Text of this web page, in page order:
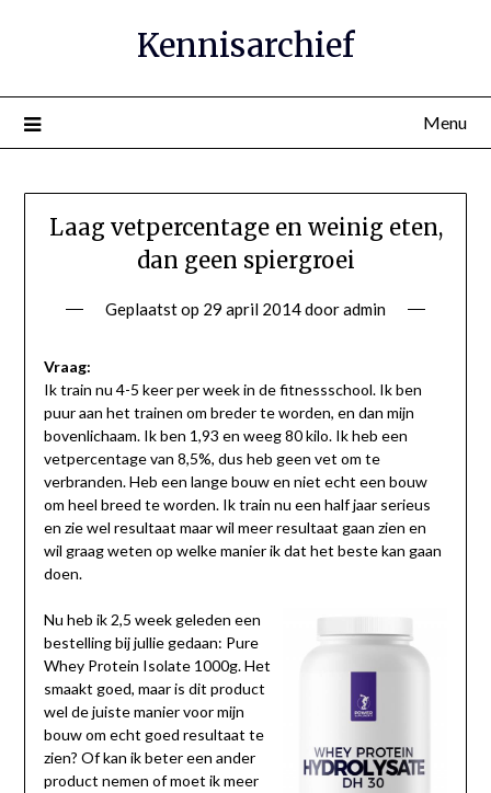
inhoud
Kennisarchief
Menu
Laag vetpercentage en weinig eten,
dan geen spiergroei
Geplaatst op 29 april 2014dooradmin
Vraag:
Ik train nu 4-5 keer per week in de fitnessschool. Ik ben
puur aan het trainen om breder te worden, en dan mijn
bovenlichaam. Ik ben 1,93 en weeg 80 kilo. Ik heb een
vetpercentage van 8,5%, dus heb geen vet om te
verbranden. Heb een lange bouw en niet echt een bouw
om heel breed te worden. Ik train nu een half jaar serieus
en zie wel resultaat maar wil meer resultaat gaan zien en
wil graag weten op welke manier ik dat het beste kan gaan
doen.
Nu heb ik 2,5 week geleden een
bestelling bij jullie gedaan: Pure
Whey Protein Isolate 1000g. Het
smaakt goed, maar is dit product
wel de juiste manier voor mijn
bouw om echt goed resultaat te
zien? Of kan ik beter een ander
product nemen of moet ik meer